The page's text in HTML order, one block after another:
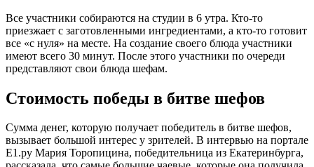
Все участники собираются на студии в 6 утра. Кто-то
приезжает с заготовленными ингредиентами, а кто-то готовит
все «с нуля» на месте. На создание своего блюда участники
имеют всего 30 минут. После этого участники по очереди
представляют свои блюда шефам.
Стоимость победы в битве шефов
Сумма денег, которую получает победитель в битве шефов,
вызывает большой интерес у зрителей. В интервью на портале
Е1.ру Мария Торопицина, победительница из Екатеринбурга,